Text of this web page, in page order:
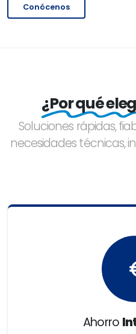
Conócenos
¿Por qué
Soluciones rápidas,
necesidades técnicas,
Ahorro